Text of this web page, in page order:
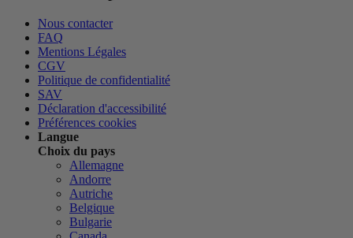
Nous contacter
FAQ
Mentions Légales
CGV
Politique de confidentialité
SAV
Déclaration d'accessibilité
Préférences cookies
Langue
Choix du pays
Allemagne
Andorre
Autriche
Belgique
Bulgarie